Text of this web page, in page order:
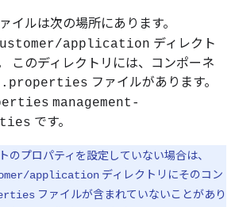
イルは次の場所にあります。
application ディレクト
このディレクトリには、コンポーネ
.properties ファイルがあります。
management-
です。
のプロパティを設定していない場合は、
application ディレクトリにそのコン
ファイルが含まれていないことがあり